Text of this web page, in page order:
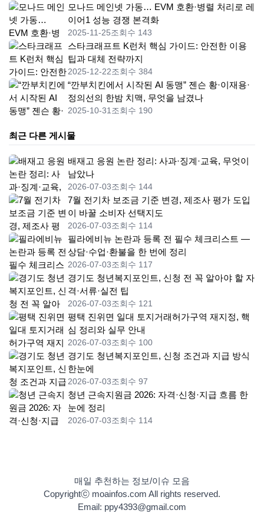
모나드 메인넷 가동… EVM 호환·병렬 처리로 레
이어1 성능 경쟁 본격화
2025-11-25조회수 143
스타크래프트 K런처 핵심 가이드: 안전한 이용
팁과 대체 전략까지
2025-12-22조회수 384
“깐부치킨에서 시작된 AI 동맹” 젠슨 황·이재용·
정의선의 한밤 치맥, 무엇을 남겼나
2025-10-31 조회수 190
최근 다른 게시물
배재고 응원 논란 정리: 사과·징계·교육, 무엇이
남았나
2026-07-03조회수 144
7월 전기차 보조금 기준 변경, 제조사 평가 도입
이 바꿀 소비자 선택지도
2026-07-03조회수 114
필라에비뉴 논란과 등록 전 필수 체크리스트 —
상담·수업·환불을 한 번에 정리
2026-07-03조회수 117
경기도 청년복지포인트, 신청 전 꼭 알아야 할 자
격·서류·실전 팁
2026-07-03조회수 121
평택 진위면 일대 토지거래허가구역 재지정, 핵
심 정리와 실무 안내
2026-07-03조회수 100
경기도 청년복지포인트, 신청 조건과 지급 방식
한눈에
2026-07-03조회수 97
청년 근속지원금 2026: 자격·신청·지급 흐름 한
눈에 정리
2026-07-03조회수 114
매일 추천하는 정보/이슈 모음
Copyrightⓒ moainfos.com All rights reserved.
Email: ppy4393@gmail.com